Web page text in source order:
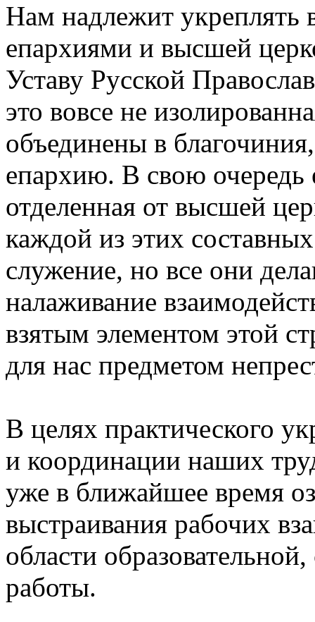
Нам надлежит укреплять
епархиями и высшей
Уставу Русской
это вовсе не
объединены в
епархию. В свою
отделенная от высшей
каждой из этих
служение, но все они
налаживание
взятым элементом этой
для нас предметом
В целях практического
и координации наших
уже в ближайшее время
выстраивания рабочих
области
работы.